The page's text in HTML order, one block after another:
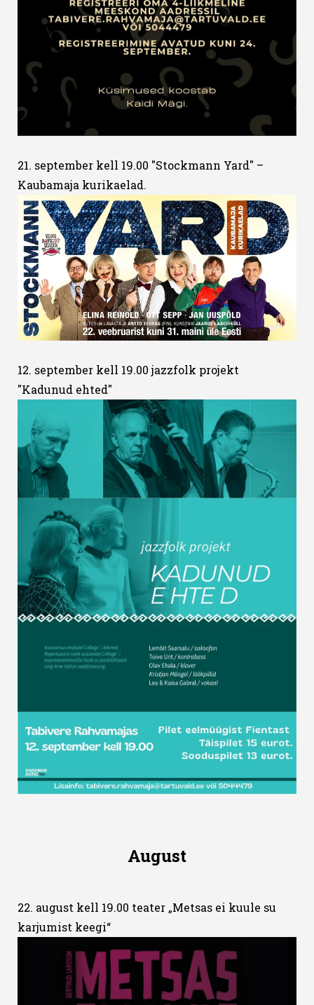
21. september kell 19.00 "Stockmann Yard" –
Kaubamaja kurikaelad.
12. september kell 19.00 jazzfolk projekt
"Kadunud ehted"
August
22. august kell 19.00 teater „Metsas ei kuule su
karjumist keegi“